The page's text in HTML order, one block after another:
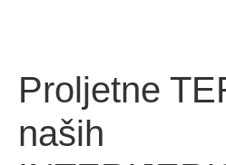
Proljetne
naših